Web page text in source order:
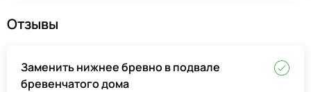
Отзывы
Заменить нижнее бревно в подвале
бревенчатого дома